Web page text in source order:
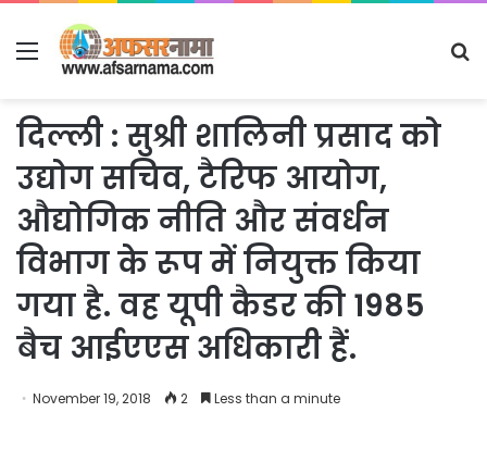
Menu
दिल्ली : सुश्री शालिनी प्रसाद को
उद्योग सचिव, टैरिफ आयोग,
औद्योगिक नीति और संवर्धन
विभाग के रूप में नियुक्त किया
गया है. वह यूपी कैडर की 1985
बैच आईएएस अधिकारी हैं.
November 19, 2018 2 Less than a minute